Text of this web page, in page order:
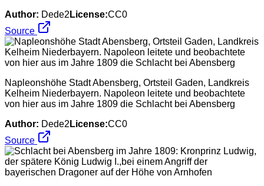
Author: Dede2 License:CC0
Source
Napleonshöhe Stadt Abensberg, Ortsteil Gaden, Landkreis
Kelheim Niederbayern. Napoleon leitete und beobachtete
von hier aus im Jahre 1809 die Schlacht bei Abensberg
Author: Dede2 License:CC0
Source